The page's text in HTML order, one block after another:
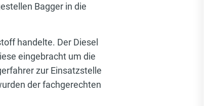
Bagger in die
handelte. Der Diesel
eingebracht um die
zur Einsatzstelle
der fachgerechten